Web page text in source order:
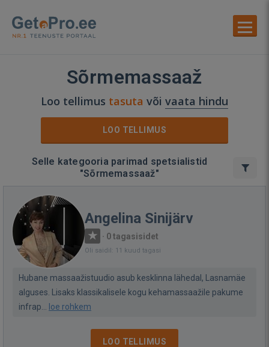
Sõrmemassaaž
Loo tellimus tasuta või vaata hindu
LOO TELLIMUS
Selle kategooria parimad spetsialistid
"Sõrmemassaaž"
Angelina Sinijärv
· 0 tagasisidet
Oli saidil: 11 kuud tagasi
Hubane massaažistuudio asub kesklinna lähedal, Lasnamäe
alguses. Lisaks klassikalisele kogu kehamassaažile pakume
infrap...
loe rohkem
LOO TELLIMUS